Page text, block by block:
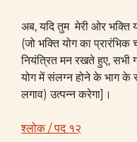
अब, यदि तुम मेरी ओर भक्ति
(जो भक्ति योग का
नियंत्रित मन रखते हुए, सभी
योग में संलग्न होने के भाग के
लगाव) उत्पन्न करेगा]।
श्लोक / पद १२